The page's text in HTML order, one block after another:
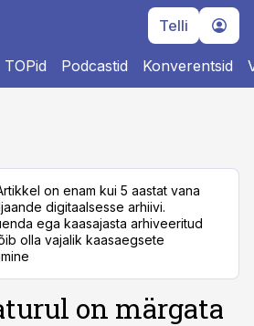
Telli
TOPid Podcastid Konverentsid
on enam kui 5 aastat vana
digitaalsesse arhiivi.
ega kaasajasta arhiveeritud
olla vajalik kaasaegsete
on märgata